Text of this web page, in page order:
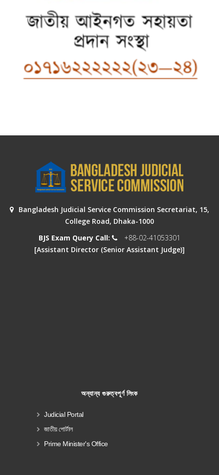
Bangladesh Judicial Service Commission Secretariat, 15,
College Road, Dhaka-1000
BJS Exam Query Call:
+88-02-41053301
[Assistant Director (Senior Assistant Judge)]
অন্যান্য গুরুত্বপূর্ণ লিংক
Judicial Portal
জাতীয় পোর্টাল
Prime Minister's Office